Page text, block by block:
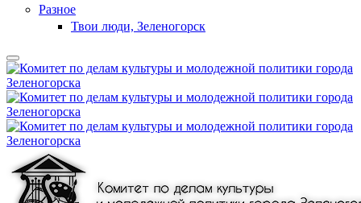
Разное
Твои люди, Зеленогорск